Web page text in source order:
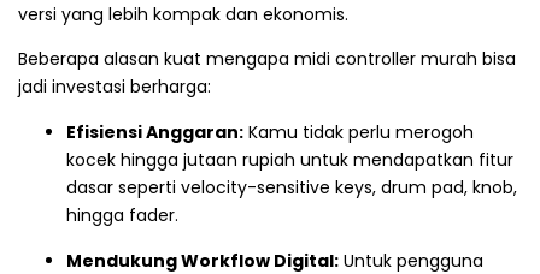
versi yang lebih kompak dan ekonomis.
Beberapa alasan kuat mengapa midi controller murah bisa
jadi investasi berharga:
Efisiensi Anggaran: Kamu tidak perlu merogoh
kocek hingga jutaan rupiah untuk mendapatkan fitur
dasar seperti velocity-sensitive keys, drum pad, knob,
hingga fader.
Mendukung Workflow Digital: Untuk pengguna